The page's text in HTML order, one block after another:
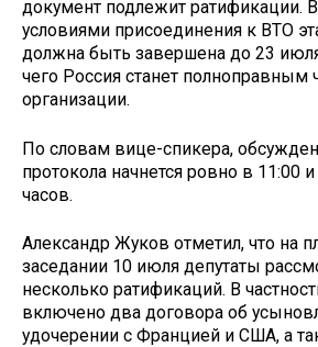
документ подлежит ратификации.
условиями присоединения к ВТО
должна быть завершена до 23
чего Россия станет полноправным
организации.
По словам вице-спикера,
протокола начнется ровно в 11:00
часов.
Александр Жуков отметил, что на
заседании 10 июля депутаты
несколько ратификаций. В
включено два договора об
удочерении с Францией и США, а